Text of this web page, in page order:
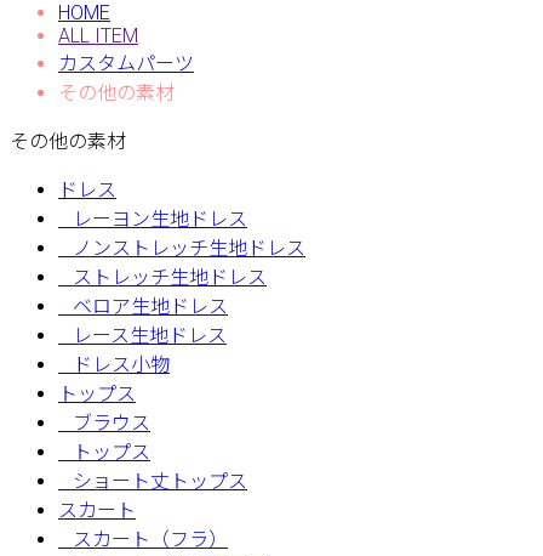
HOME
ALL ITEM
カスタムパーツ
その他の素材
その他の素材
ドレス
レーヨン生地ドレス
ノンストレッチ生地ドレス
ストレッチ生地ドレス
ベロア生地ドレス
レース生地ドレス
ドレス小物
トップス
ブラウス
トップス
ショート丈トップス
スカート
スカート（フラ）